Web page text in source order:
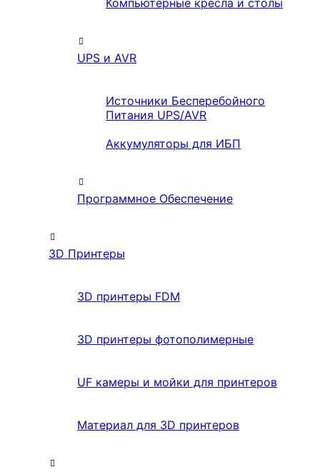
Компьютерные кресла и столы
UPS и AVR
Источники Бесперебойного
Питания UPS/AVR
Аккумуляторы для ИБП
Программное Обеспечение
3D Принтеры
3D принтеры FDM
3D принтеры фотополимерные
UF камеры и мойки для принтеров
Материал для 3D принтеров